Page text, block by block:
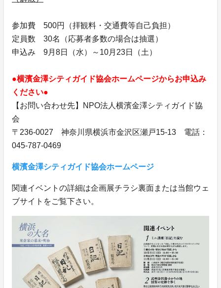
参加費 500円（拝観料・交通費等自己負担）
定員数 30名（応募者多数の場合は抽選）
申込み 9月8日（水）～10月23日（土）
●横濱金澤シティガイド協会ホームページからお申込み
ください●
【お問い合わせ先】NPO法人横濱金澤シティガイド協
会
〒236-0027 神奈川県横浜市金沢区瀬戸15-13 電話：
045-787-0469
横濱金澤シティガイド協会ホームページ
関連イベントの詳細は企画展チラシ裏面または当館ウェ
ブサイトをご覧下さい。